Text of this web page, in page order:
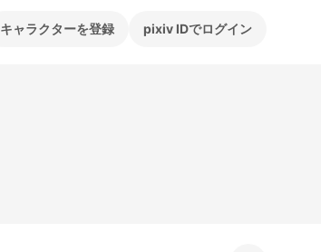
キャラクターを登録 pixiv IDでログイン